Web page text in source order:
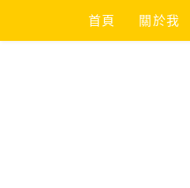
content
首頁 關於我